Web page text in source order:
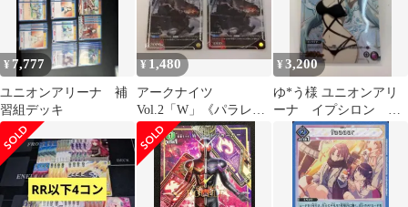
¥ 7,777
ユニオンアリーナ 補
習組デッキ
¥1,480
アークナイツ
Vol.2「W」《パラレ
ル》U★（アンコモン
★）２枚セット 黄
¥3,200
ゆ*う様 ユニオンアリ
ーナ イプシロン パ
ラレル U★ 陰の実
力者になりたくて！